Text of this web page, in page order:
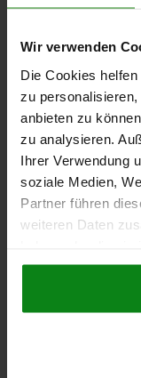
Wir verwenden
Die Cookies
zu
anbieten zu
zu analysieren.
Ihrer Verwendung
soziale Medien,
Partner führen
weiteren Daten
gesammelt haben.
292,60 €
zzgl. Versandkosten
DETAILS
CAD
DOWNLOADS
Andere